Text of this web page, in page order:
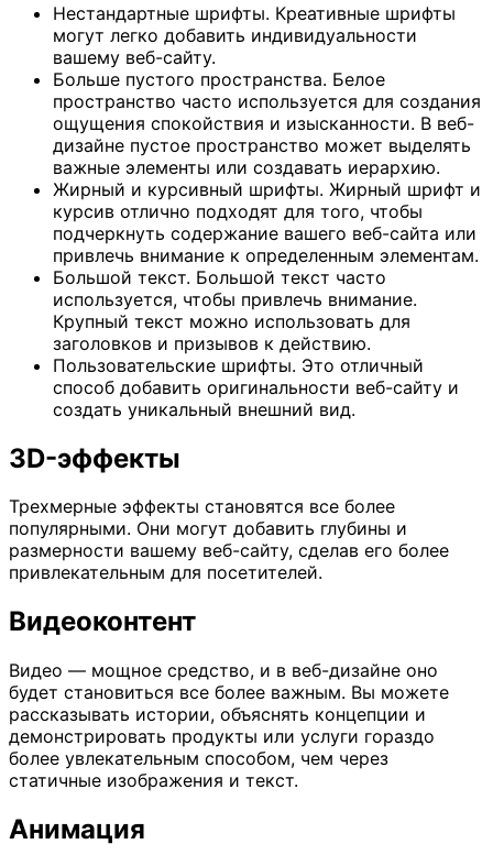
Нестандартные шрифты. Креативные шрифты
могут легко добавить индивидуальности
вашему веб-сайту.
Больше пустого пространства. Белое
пространство часто используется для создания
ощущения спокойствия и изысканности. В веб-
дизайне пустое пространство может выделять
важные элементы или создавать иерархию.
Жирный и курсивный шрифты. Жирный шрифт и
курсив отлично подходят для того, чтобы
подчеркнуть содержание вашего веб-сайта или
привлечь внимание к определенным элементам.
Большой текст. Большой текст часто
используется, чтобы привлечь внимание.
Крупный текст можно использовать для
заголовков и призывов к действию.
Пользовательские шрифты. Это отличный
способ добавить оригинальности веб-сайту и
создать уникальный внешний вид.
3D-эффекты
Трехмерные эффекты становятся все более
популярными. Они могут добавить глубины и
размерности вашему веб-сайту, сделав его более
привлекательным для посетителей.
Видеоконтент
Видео — мощное средство, и в веб-дизайне оно
будет становиться все более важным. Вы можете
рассказывать истории, объяснять концепции и
демонстрировать продукты или услуги гораздо
более увлекательным способом, чем через
статичные изображения и текст.
Анимация